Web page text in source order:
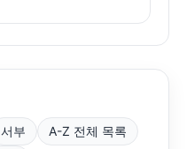
서부
A-Z 전체 목록